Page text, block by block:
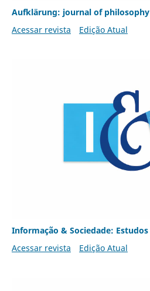
Aufklärung: journal of philosophy
Acessar revista
Edição Atual
Informação & Sociedade: Estudos
Acessar revista
Edição Atual